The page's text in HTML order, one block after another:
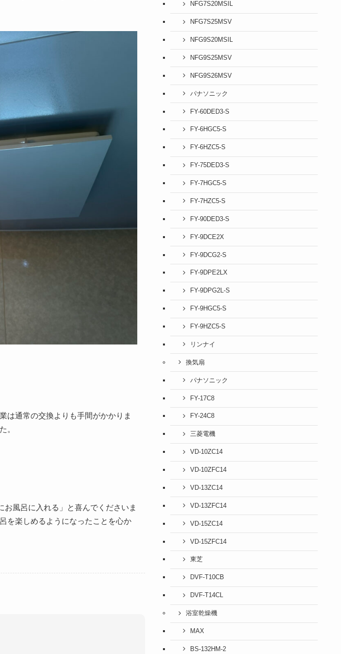
は通常の交換よりも手間がかかりま
。
風呂に入れる」と喜んでくださいま
を楽しめるようになったことを心か
NFG7S20MSIL
NFG7S25MSV
NFG9S20MSIL
NFG9S25MSV
NFG9S26MSV
パナソニック
FY-60DED3-S
FY-6HGC5-S
FY-6HZC5-S
FY-75DED3-S
FY-7HGC5-S
FY-7HZC5-S
FY-90DED3-S
FY-9DCE2X
FY-9DCG2-S
FY-9DPE2LX
FY-9DPG2L-S
FY-9HGC5-S
FY-9HZC5-S
リンナイ
換気扇
パナソニック
FY-17C8
FY-24C8
三菱電機
VD-10ZC14
VD-10ZFC14
VD-13ZC14
VD-13ZFC14
VD-15ZC14
VD-15ZFC14
東芝
DVF-T10CB
DVF-T14CL
浴室乾燥機
MAX
BS-132HM-2